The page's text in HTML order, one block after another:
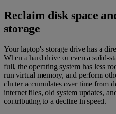
Reclaim disk space
storage
Your laptop's storage drive has a
When a hard drive or even a solid-
full, the operating system has less
run virtual memory, and perform
clutter accumulates over time from
internet files, old system updates,
contributing to a decline in speed.